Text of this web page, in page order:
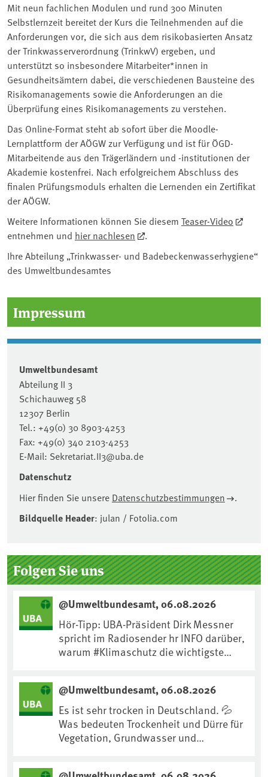
Mit neun fachlichen Modulen und rund 300 Minuten
Selbstlernzeit bereitet der Kurs die Teilnehmenden auf die
Anforderungen vor, die sich aus dem risikobasierten Ansatz
der Trinkwasserverordnung (TrinkwV) ergeben, und
unterstützt so insbesondere Mitarbeiter*innen in
Gesundheitsämtern dabei, die verschiedenen Bausteine des
Risikomanagements sowie die Anforderungen an die
Überprüfung eines Risikomanagements zu verstehen.
Das Online-Format steht ab sofort über die Moodle-
Lernplattform der AÖGW zur Verfügung und ist für ÖGD-
Mitarbeitende aus den Trägerländern und -institutionen der
Akademie kostenfrei. Nach erfolgreichem Abschluss des
finalen Prüfungsmoduls erhalten die Lernenden ein Zertifikat
der AÖGW.
Weitere Informationen können Sie diesem Teaser-Video
entnehmen und hier nachlesen
.
Ihre Abteilung „Trinkwasser- und Badebeckenwasserhygiene“
des Umweltbundesamtes
Impressum
Umweltbundesamt
Abteilung II 3
Schichauweg 58
12307 Berlin
Tel.: +49(0) 30 8903-4253
Fax: +49(0) 340 2103-4253
E-Mail: Sekretariat.II3@uba.de
Datenschutz
Hier finden Sie unsere Datenschutzbestimmungen .
Bildquelle Header: julan / Fotolia.com
Seitenleiste
Folgen Sie uns
@Umweltbundesamt, 06.08.2026
Hör-Tipp: UBA-Präsident Dirk Messner
spricht im Radiosender hr INFO darüber,
warum #Klimaschutz die wichtigste
https://www.ardsounds.de/episode/urn
:ard:episode:0e7cf1c4b819c26d/
@Umweltbundesamt, 06.08.2026
Es ist sehr trocken in Deutschland. 💦
Was bedeuten Trockenheit und Dürre für
Vegetation, Grundwasser und